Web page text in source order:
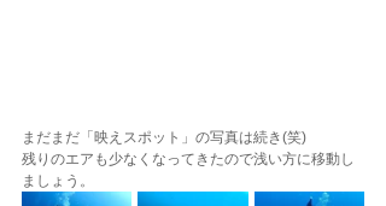
まだまだ「映えスポット」の写真は続き(笑)
残りのエアも少なくなってきたので浅い方に移動し
ましょう。